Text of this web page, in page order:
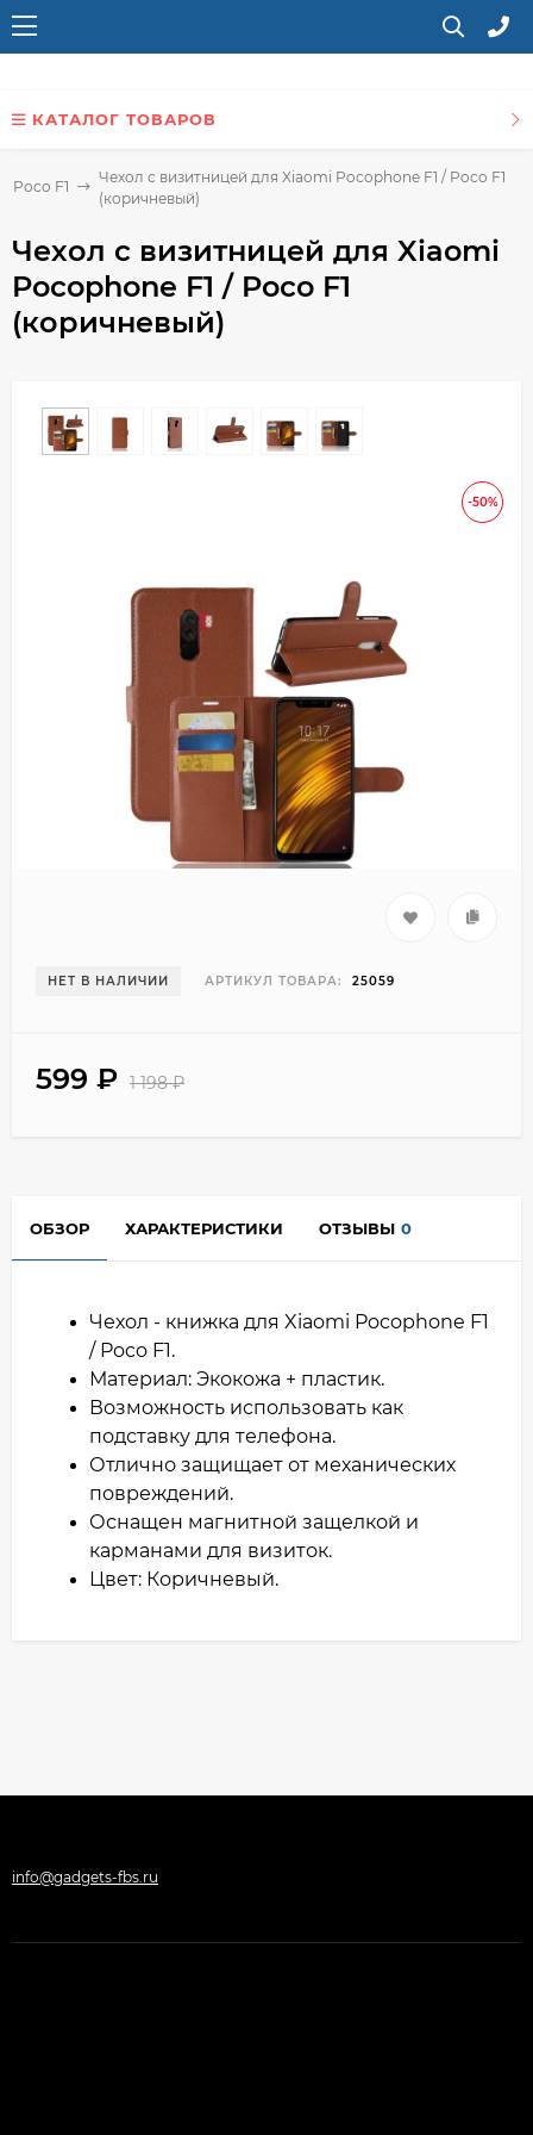
КАТАЛОГ ТОВАРОВ
Poco F1
Чехол с визитницей для Xiaomi Pocophone F1 / Poco F1
(коричневый)
Чехол с визитницей для Xiaomi
Pocophone F1 / Poco F1
(коричневый)
-50%
НЕТ В НАЛИЧИИ АРТИКУЛ ТОВАРА: 25059
599 ₽ 1 198₽
ОБЗОР ХАРАКТЕРИСТИКИ ОТЗЫВЫ 0
Чехол - книжка для Xiaomi Pocophone F1
/ Poco F1.
Материал: Экокожа + пластик.
Возможность использовать как
подставку для телефона.
Отлично защищает от механических
повреждений.
Оснащен магнитной защелкой и
карманами для визиток.
Цвет: Коричневый.
info@gadgets-fbs.ru